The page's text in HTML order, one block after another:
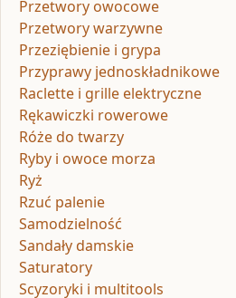
Przetwory owocowe
Przetwory warzywne
Przeziębienie i grypa
Przyprawy jednoskładnikowe
Raclette i grille elektryczne
Rękawiczki rowerowe
Róże do twarzy
Ryby i owoce morza
Ryż
Rzuć palenie
Samodzielność
Sandały damskie
Saturatory
Scyzoryki i multitools